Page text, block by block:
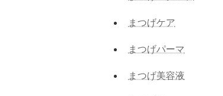
まつげケア
まつげパーマ
まつげ美容液